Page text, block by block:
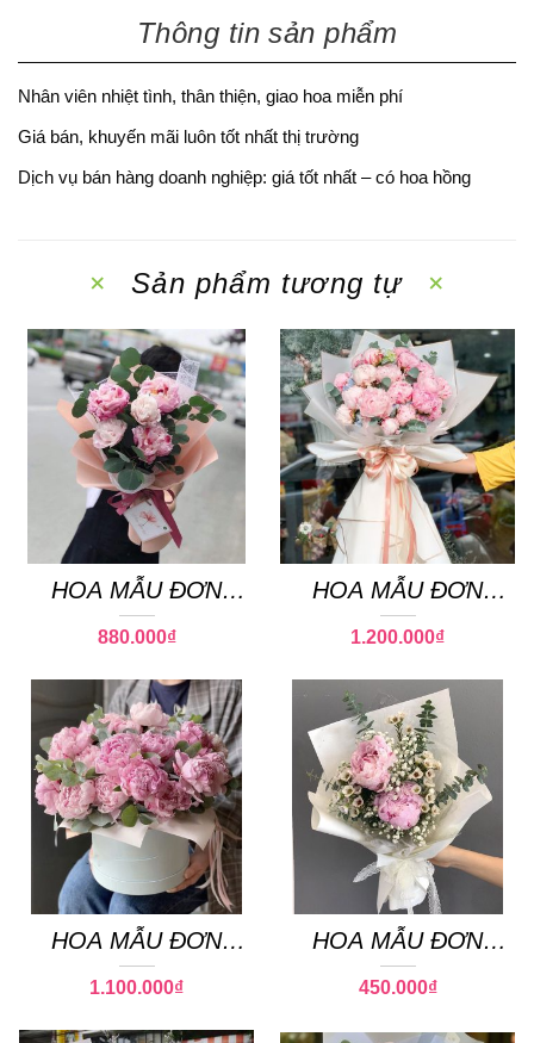
Thông tin sản phẩm
Nhân viên nhiệt tình, thân thiện, giao hoa miễn phí
Giá bán, khuyến mãi luôn tốt nhất thị trường
Dịch vụ bán hàng doanh nghiệp: giá tốt nhất – có hoa hồng
Sản phẩm tương tự
HOA MẪU ĐƠN
PEONY 19
880.000₫
HOA MẪU ĐƠN
PEONY 21
1.200.000₫
HOA MẪU ĐƠN
PEONY 16
1.100.000₫
HOA MẪU ĐƠN
PEONY 26
450.000₫